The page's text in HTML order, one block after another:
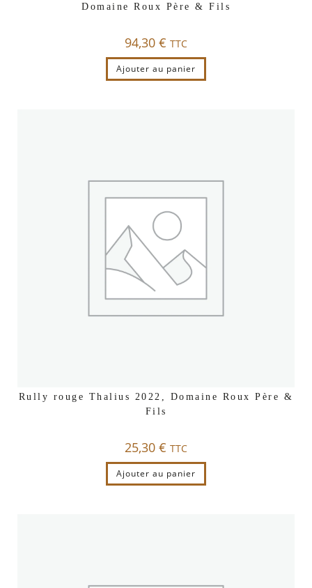
Domaine Roux Père & Fils
94,30 € TTC
Ajouter au panier
Rully rouge Thalius 2022, Domaine Roux Père &
Fils
25,30 € TTC
Ajouter au panier